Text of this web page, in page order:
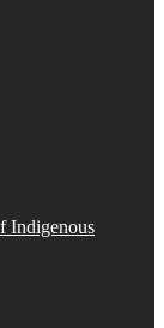
Indigenous